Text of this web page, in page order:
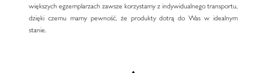
większych egzemplarzach zawsze korzystamy z indywidualnego transportu,
dzięki czemu mamy pewność, że produkty dotrą do Was w idealnym
stanie.